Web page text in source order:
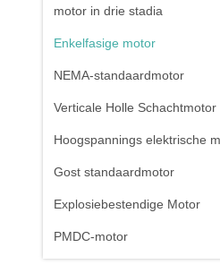
motor in drie stadia
Enkelfasige motor
NEMA-standaardmotor
Verticale Holle Schachtmotor
Hoogspannings elektrische
Gost standaardmotor
Explosiebestendige Motor
PMDC-motor